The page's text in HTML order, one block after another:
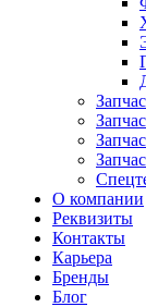
О компании
Реквизиты
Контакты
Карьера
Бренды
Блог